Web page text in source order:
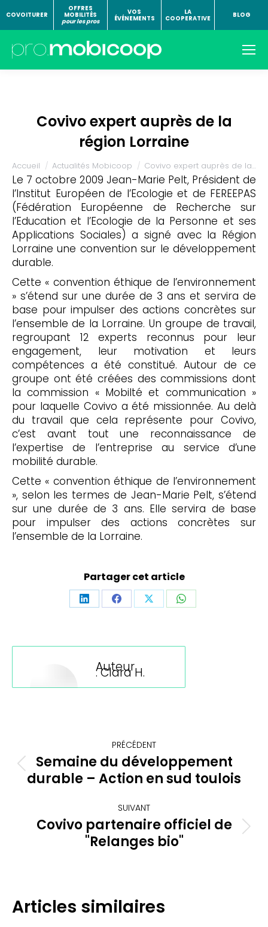
COVOITURER
OFFRES
MOBILITÉS
pour les pros
VOS
ÉVÉNEMENTS
LA
COOPERATIVE
BLOG
Covivo expert auprès de la
région Lorraine
Vous êtes ici :
Accueil Actualités Mobicoop Covivo expert auprès de la…
Le 7 octobre 2009 Jean-Marie Pelt, Président de
l’Institut Européen de l’Ecologie et de FEREEPAS
(Fédération Européenne de Recherche sur
l’Education et l’Ecologie de la Personne et ses
Applications Sociales) a signé avec la Région
Lorraine une convention sur le développement
durable.
Cette « convention éthique de l’environnement
» s’étend sur une durée de 3 ans et servira de
base pour impulser des actions concrètes sur
l’ensemble de la Lorraine. Un groupe de travail,
regroupant 12 experts reconnus pour leur
engagement, leur motivation et leurs
compétences a été constitué. Autour de ce
groupe ont été créées des commissions dont
la commission « Mobilté et communication »
pour laquelle Covivo a été missionnée. Au delà
du travail que cela représente pour Covivo,
c’est avant tout une reconnaissance de
l’expertise de l’entreprise au service d’une
mobilité durable.
Cette « convention éthique de l’environnement
», selon les termes de Jean-Marie Pelt, s’étend
sur une durée de 3 ans. Elle servira de base
pour impulser des actions concrètes sur
l’ensemble de la Lorraine.
Partager cet article
PartagerPartagerPartagerPartager
Auteur
:Clara H.
Navigation
article PRÉCÉDENT
Article
précédent
Semaine du développement
durable – Action en sud toulois
SUIVANT
Article
suivant
Covivo partenaire officiel de
"Relanges bio"
Articles similaires